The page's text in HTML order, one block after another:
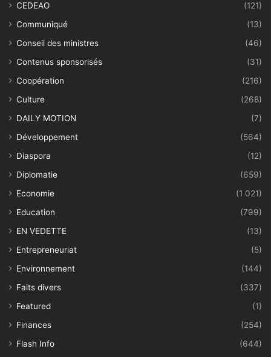
CEDEAO
(121)
Communiqué
(13)
Conseil des ministres
(46)
Contenus sponsorisés
(31)
Coopération
(216)
Culture
(268)
DAILY MOTION
(7)
Développement
(564)
Diaspora
(12)
Diplomatie
(659)
Economie
(1 021)
Education
(799)
EN VEDETTE
(13)
Entrepreneuriat
(5)
Environnement
(144)
Faits divers
(337)
Featured
(1)
Finances
(254)
Flash Info
(644)